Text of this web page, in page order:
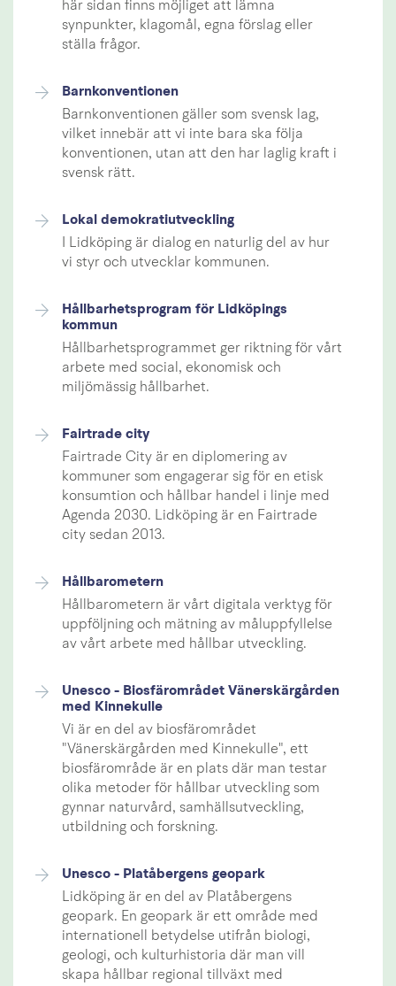
här sidan finns möjliget att lämna
synpunkter, klagomål, egna förslag eller
ställa frågor.
Barnkonventionen
Barnkonventionen gäller som svensk lag,
vilket innebär att vi inte bara ska följa
konventionen, utan att den har laglig kraft i
svensk rätt.
Lokal demokratiutveckling
I Lidköping är dialog en naturlig del av hur
vi styr och utvecklar kommunen.
Hållbarhetsprogram för Lidköpings
kommun
Hållbarhetsprogrammet ger riktning för vårt
arbete med social, ekonomisk och
miljömässig hållbarhet.
Fairtrade city
Fairtrade City är en diplomering av
kommuner som engagerar sig för en etisk
konsumtion och hållbar handel i linje med
Agenda 2030. Lidköping är en Fairtrade
city sedan 2013.
Hållbarometern
Hållbarometern är vårt digitala verktyg för
uppföljning och mätning av måluppfyllelse
av vårt arbete med hållbar utveckling.
Unesco - Biosfärområdet Vänerskärgården
med Kinnekulle
Vi är en del av biosfärområdet
"Vänerskärgården med Kinnekulle", ett
biosfärområde är en plats där man testar
olika metoder för hållbar utveckling som
gynnar naturvård, samhällsutveckling,
utbildning och forskning.
Unesco - Platåbergens geopark
Lidköping är en del av Platåbergens
geopark. En geopark är ett område med
internationell betydelse utifrån biologi,
geologi, och kulturhistoria där man vill
skapa hållbar regional tillväxt med